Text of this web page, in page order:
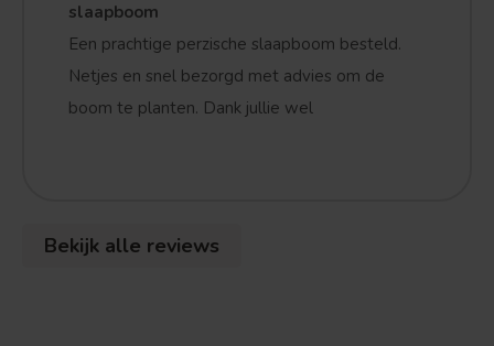
slaapboom
Een prachtige perzische slaapboom besteld.
Netjes en snel bezorgd met advies om de
boom te planten. Dank jullie wel
Bekijk alle reviews